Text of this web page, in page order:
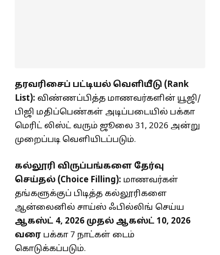
தரவரிசைப் பட்டியல் வெளியீடு (Rank
List): விண்ணப்பித்த மாணவர்களின் யூஜி/
பிஜி மதிப்பெண்கள் அடிப்படையில் பக்கா
மெரிட் லிஸ்ட் வரும் ஜூலை 31, 2026 அன்று
முறைப்படி வெளியிடப்படும்.
கல்லூரி விருப்பங்களை தேர்வு
செய்தல் (Choice Filling): மாணவர்கள்
தங்களுக்குப் பிடித்த கல்லூரிகளை
ஆன்லைனில் சாய்ஸ் ஃபில்லிங் செய்ய
ஆகஸ்ட் 4, 2026 முதல் ஆகஸ்ட் 10, 2026
வரை பக்கா 7 நாட்கள் டைம்
கொடுக்கப்படும்.